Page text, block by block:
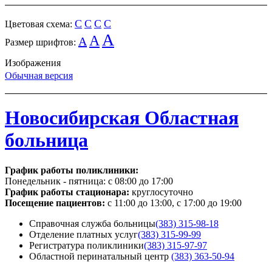
Цветовая схема: C C C C
Размер шрифтов: A A A
Изображения
Обычная версия
Новосибирская Областная
больница
График работы поликлиники:
Понедельник - пятница: с 08:00 до 17:00
График работы стационара: круглосуточно
Посещение пациентов: с 11:00 до 13:00, с 17:00 до 19:00
Справочная служба больницы(383) 315-98-18
Отделение платных услуг(383) 315-99-99
Регистратура поликлиники(383) 315-97-97
Областной перинатальный центр (383) 363-50-94